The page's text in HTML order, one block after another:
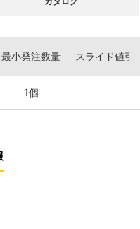
最小発注数量 スライド値引
1個